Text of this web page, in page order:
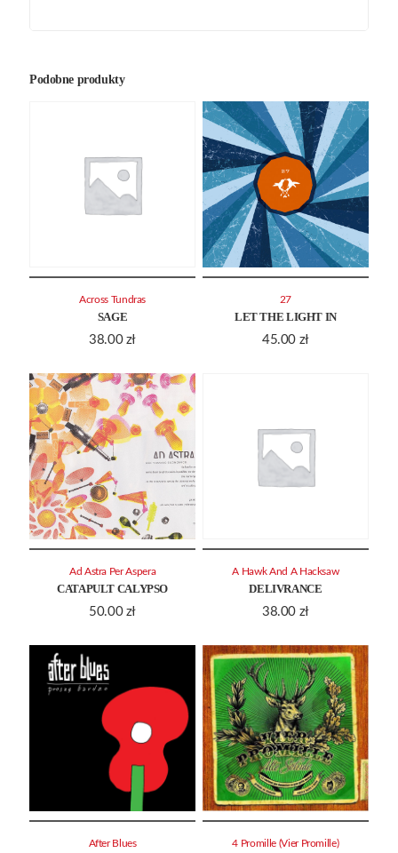
Podobne produkty
SAGE
38.00 zł
Across Tundras
LET THE LIGHT IN
45.00 zł
27
CATAPULT CALYPSO
50.00 zł
Ad Astra Per Aspera
DELIVRANCE
38.00 zł
A Hawk And A Hacksaw
After Blues 4 Promille (Vier Promille)